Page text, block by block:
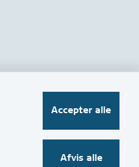
Accepter alle
Afvis alle